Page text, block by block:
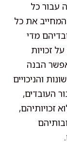
עבור כל
את כל
מדי
זכויות
הבנה
והניכויים
העובדים,
זכויותיהם,